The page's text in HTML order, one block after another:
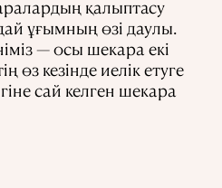
қалыптасу
ұғымның өзі даулы.
— осы шекара екі
өз кезінде иелік етуге
сай келген шекара